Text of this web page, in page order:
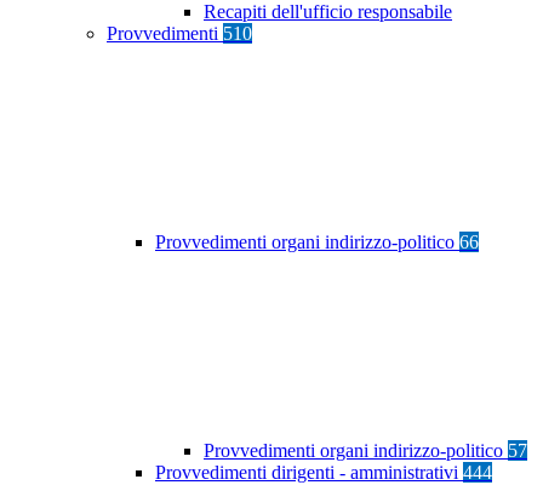
Recapiti dell'ufficio responsabile
Provvedimenti 510
Provvedimenti organi indirizzo-politico 66
Provvedimenti organi indirizzo-politico 57
Provvedimenti dirigenti - amministrativi 444